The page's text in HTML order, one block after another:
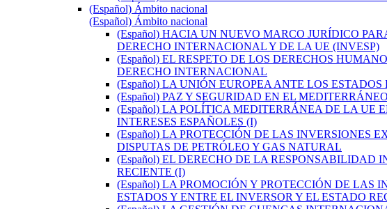
(Español) Ámbito nacional
(Español) Ámbito nacional
(Español) HACIA UN NUEVO MARCO JURÍDICO
DERECHO INTERNACIONAL Y DE LA UE (INVESP)
(Español) EL RESPETO DE LOS DERECHOS
DERECHO INTERNACIONAL
(Español) LA UNIÓN EUROPEA ANTE LOS
(Español) PAZ Y SEGURIDAD EN EL
(Español) LA POLÍTICA MEDITERRÁNEA DE LA UE
INTERESES ESPAÑOLES (I)
(Español) LA PROTECCIÓN DE LAS INVERSIONES
DISPUTAS DE PETRÓLEO Y GAS NATURAL
(Español) EL DERECHO DE LA RESPONSABILIDAD
RECIENTE (I)
(Español) LA PROMOCIÓN Y PROTECCIÓN DE LAS
ESTADOS Y ENTRE EL INVERSOR Y EL ESTADO